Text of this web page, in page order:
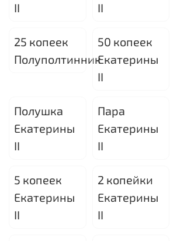
II
II
25 копеек
Полуполтинник
50 копеек
Екатерины
II
Полушка
Екатерины
II
Пара
Екатерины
II
5 копеек
Екатерины
II
2 копейки
Екатерины
II